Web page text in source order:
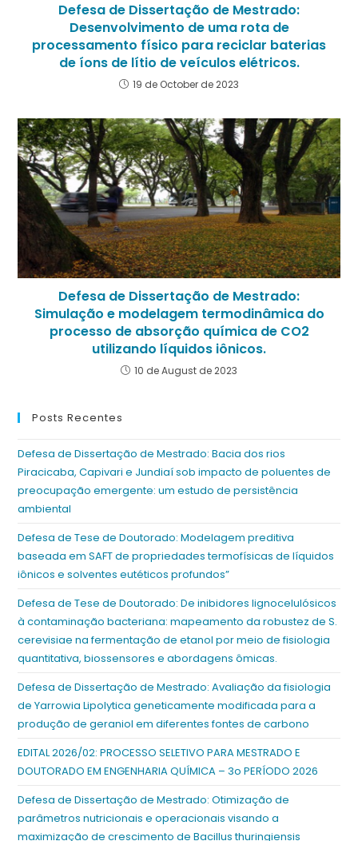
Defesa de Dissertação de Mestrado:
Desenvolvimento de uma rota de
processamento físico para reciclar baterias
de íons de lítio de veículos elétricos.
19 de October de 2023
Defesa de Dissertação de Mestrado:
Simulação e modelagem termodinâmica do
processo de absorção química de CO2
utilizando líquidos iônicos.
10 de August de 2023
Posts Recentes
Defesa de Dissertação de Mestrado: Bacia dos rios
Piracicaba, Capivari e Jundiaí sob impacto de poluentes de
preocupação emergente: um estudo de persistência
ambiental
Defesa de Tese de Doutorado: Modelagem preditiva
baseada em SAFT de propriedades termofísicas de líquidos
iônicos e solventes eutéticos profundos”
Defesa de Tese de Doutorado: De inibidores lignocelulósicos
à contaminação bacteriana: mapeamento da robustez de S.
cerevisiae na fermentação de etanol por meio de fisiologia
quantitativa, biossensores e abordagens ômicas.
Defesa de Dissertação de Mestrado: Avaliação da fisiologia
de Yarrowia Lipolytica geneticamente modificada para a
produção de geraniol em diferentes fontes de carbono
EDITAL 2026/02: PROCESSO SELETIVO PARA MESTRADO E
DOUTORADO EM ENGENHARIA QUÍMICA – 3o PERÍODO 2026
Defesa de Dissertação de Mestrado: Otimização de
parâmetros nutricionais e operacionais visando a
maximização de crescimento de Bacillus thuringiensis